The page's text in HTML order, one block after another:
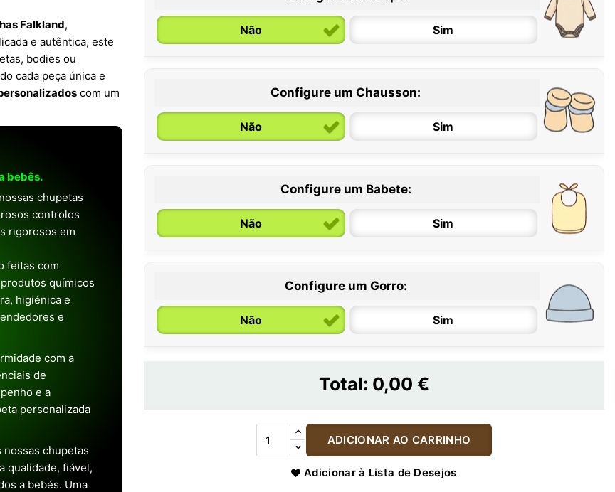
Falkland,
e autêntica, este
bodies ou
cada peça única e
com um
bebês.
chupetas
controlos
rigorosos em
feitas com
químicos
higiénica e
e
com a
de
e a
personalizada
nossas chupetas
qualidade, fiável,
a bebés. Uma
Não Sim
6 / 12 meses 12 / 18 meses
Configure um Chausson:
Não Sim
Configure um Babete:
Não Sim
Configure um Gorro:
Não Sim
Total: 0,00 €
ADICIONAR AO CARRINHO
Adicionar à Lista de Desejos